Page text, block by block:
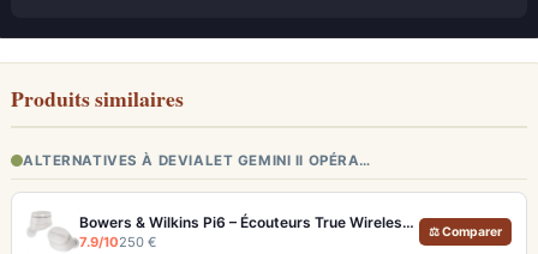
Produits similaires
ALTERNATIVES À DEVIALET GEMINI II OPÉRA…
Bowers & Wilkins Pi6 – Écouteurs True Wireless audiophiles avec ANC adaptatif
7.9/10250 €
⚖ Comparer